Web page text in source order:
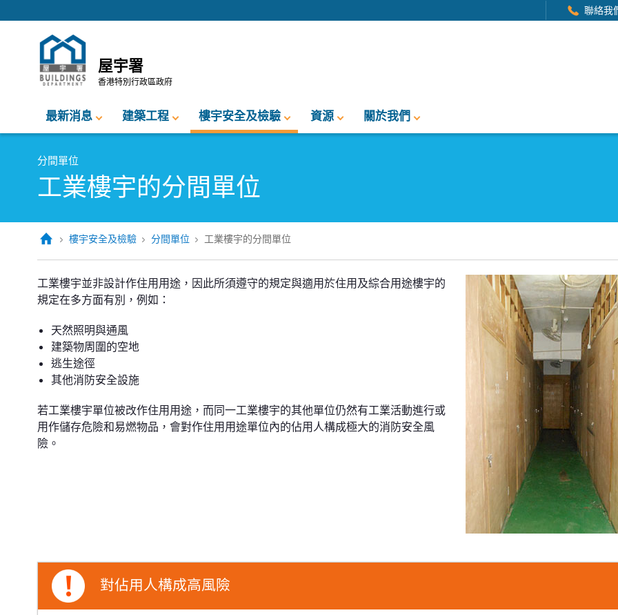
聯絡我
屋宇署
香港特別行政區政府
最新消息 建築工程 樓宇安全及檢驗 資源 關於我們
分間單位
工業樓宇的分間單位
樓宇安全及檢驗 分間單位 工業樓宇的分間單位
工業樓宇並非設計作住用用途，因此所須遵守的規定與適用於住用及綜合用途樓宇的
規定在多方面有別，例如：
天然照明與通風
建築物周圍的空地
逃生途徑
其他消防安全設施
若工業樓宇單位被改作住用用途，而同一工業樓宇的其他單位仍然有工業活動進行或
用作儲存危險和易燃物品，會對作住用用途單位內的佔用人構成極大的消防安全風
險。
對佔用人構成高風險